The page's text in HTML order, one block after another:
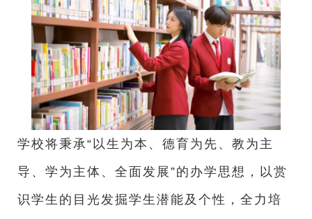
学校将秉承“以生为本、德育为先、教为主
导、学为主体、全面发展”的办学思想，以赏
识学生的目光发掘学生潜能及个性，全力培